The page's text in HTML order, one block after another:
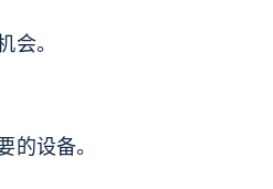
。
设备。